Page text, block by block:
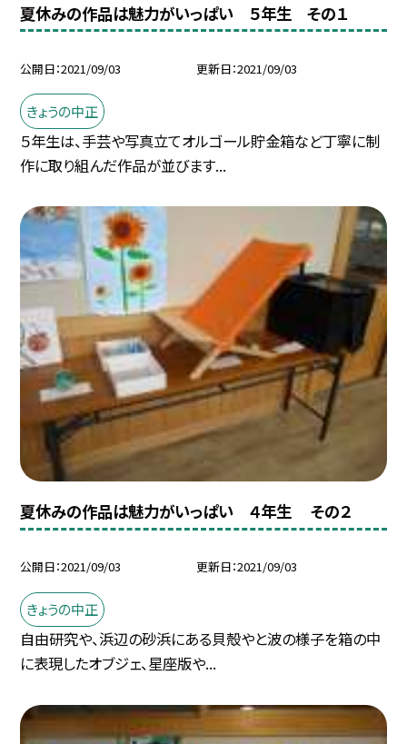
夏休みの作品は魅力がいっぱい ５年生 その１
公開日 2021/09/03 更新日 2021/09/03
きょうの中正
５年生は、手芸や写真立てオルゴール貯金箱など丁寧に制
作に取り組んだ作品が並びます...
夏休みの作品は魅力がいっぱい ４年生 その２
公開日 2021/09/03 更新日 2021/09/03
きょうの中正
自由研究や、浜辺の砂浜にある貝殻やと波の様子を箱の中
に表現したオブジェ、星座版や...